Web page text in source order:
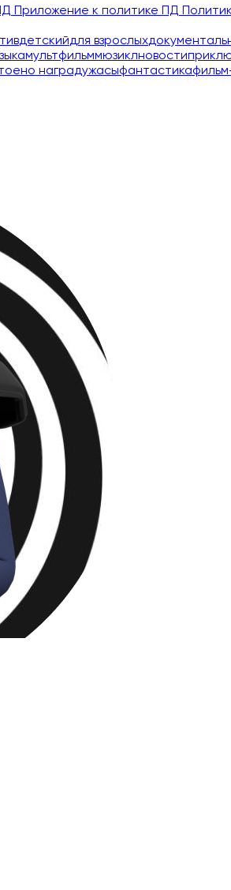
Приложение к политике ПД
детскийдля взрослых
мультфильммюзиклновости
наградужасыфантастика